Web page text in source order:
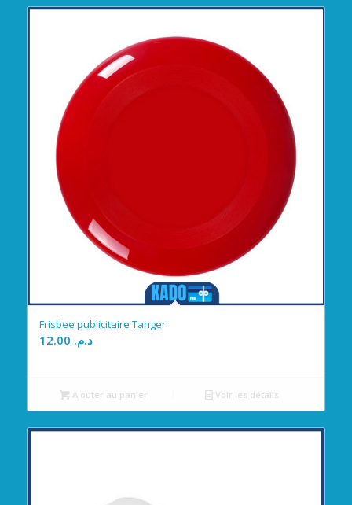
Frisbee publicitaire Tanger
د.م.
Ajouter au panier Voir les détails